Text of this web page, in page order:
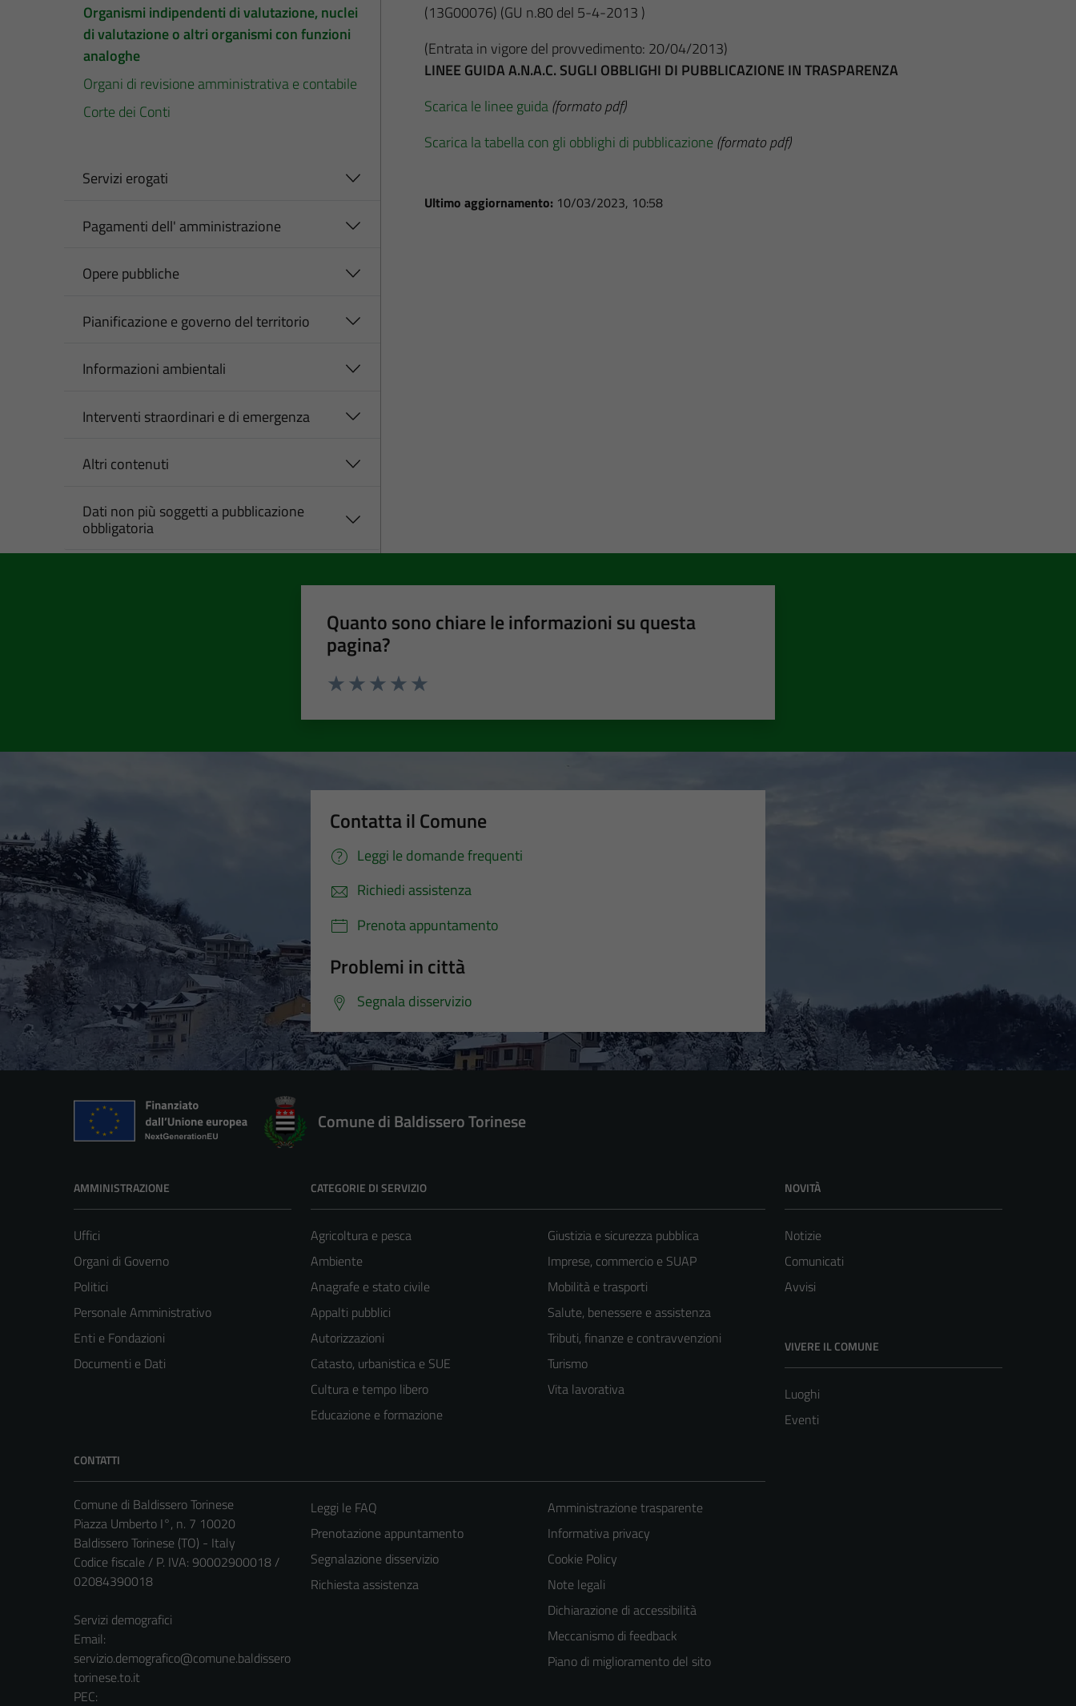
Organismi indipendenti di valutazione, nuclei
di valutazione o altri organismi con funzioni
analoghe
Organi di revisione amministrativa e contabile
Corte dei Conti
Servizi erogati
Pagamenti dell' amministrazione
Opere pubbliche
Pianificazione e governo del territorio
Informazioni ambientali
Interventi straordinari e di emergenza
Altri contenuti
Dati non più soggetti a pubblicazione
obbligatoria
(13G00076) (GU n.80 del 5-4-2013 )
(Entrata in vigore del provvedimento: 20/04/2013)
LINEE GUIDA A.N.A.C. SUGLI OBBLIGHI DI PUBBLICAZIONE IN TRASPARENZA
Scarica le linee guida(formato pdf)
Scarica la tabella con gli obblighi di pubblicazione (formato pdf)
Ultimo aggiornamento: 10/03/2023, 10:58
Quanto sono chiare le informazioni su questa
pagina?
Contatta il Comune
Leggi le domande frequenti
Richiedi assistenza
Prenota appuntamento
Problemi in città
Segnala disservizio
Comune di Baldissero Torinese
AMMINISTRAZIONE
Uffici
Organi di Governo
Politici
Personale Amministrativo
Enti e Fondazioni
Documenti e Dati
CATEGORIE DI SERVIZIO
Agricoltura e pesca
Ambiente
Anagrafe e stato civile
Appalti pubblici
Autorizzazioni
Catasto, urbanistica e SUE
Cultura e tempo libero
Educazione e formazione
Giustizia e sicurezza pubblica
Imprese, commercio e SUAP
Mobilità e trasporti
Salute, benessere e assistenza
Tributi, finanze e contravvenzioni
Turismo
Vita lavorativa
NOVITÀ
Notizie
Comunicati
Avvisi
VIVERE IL COMUNE
Luoghi
Eventi
CONTATTI
Comune di Baldissero Torinese
Piazza Umberto I°, n. 7 10020
Baldissero Torinese (TO) - Italy
Codice fiscale / P. IVA: 90002900018 /
02084390018
Servizi demografici
Email:
servizio.demografico@comune.baldissero
torinese.to.it
PEC:
Leggi le FAQ
Prenotazione appuntamento
Segnalazione disservizio
Richiesta assistenza
Amministrazione trasparente
Informativa privacy
Cookie Policy
Note legali
Dichiarazione di accessibilità
Meccanismo di feedback
Piano di miglioramento del sito
Tecnici
Questi cookie
sono necessari